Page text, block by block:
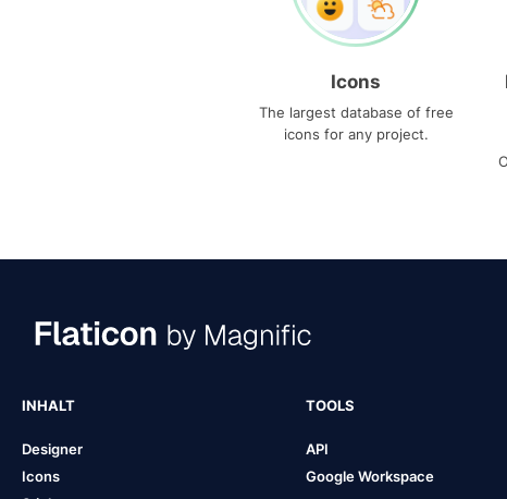
Icons
The largest database of free
icons for any project.
INHALT
Designer
Icons
TOOLS
API
Google Workspace